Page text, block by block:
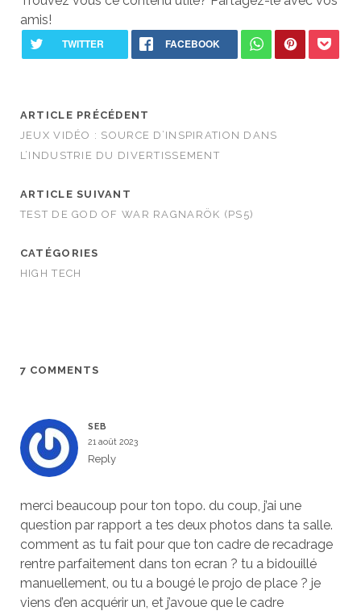
amis!
ARTICLE PRÉCÉDENT
JEUX VIDÉO : SOURCE D’INSPIRATION DANS
L’INDUSTRIE DU DIVERTISSEMENT
ARTICLE SUIVANT
TEST DE GOD OF WAR RAGNARÖK (PS5)
CATÉGORIES
HIGH TECH
7 COMMENTS
SEB
21 août 2023
Reply
merci beaucoup pour ton topo. du coup, j’ai une
question par rapport a tes deux photos dans ta salle.
comment as tu fait pour que ton cadre de recadrage
rentre parfaitement dans ton ecran ? tu a bidouillé
manuellement, ou tu a bougé le projo de place ? je
viens d’en acquérir un, et j’avoue que le cadre